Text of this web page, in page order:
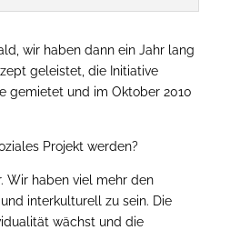
wir haben dann ein Jahr lang
geleistet, die Initiative
gemietet und im Oktober 2010
Projekt werden?
Wir haben viel mehr den
interkulturell zu sein. Die
wächst und die